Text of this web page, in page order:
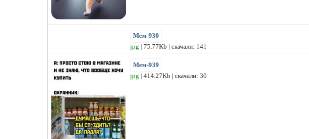
Мем-930
jpg | 75.77Kb | скачали: 141
Мем-939
jpg | 414.27Kb | скачали: 30